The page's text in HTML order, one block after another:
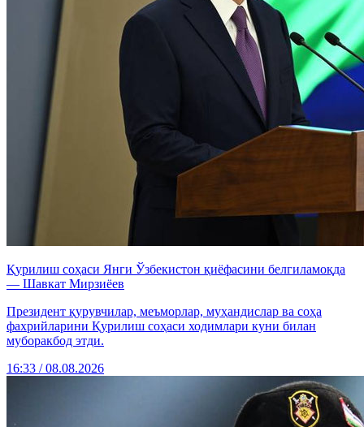
Қурилиш соҳаси Янги Ўзбекистон қиёфасини белгиламоқда
— Шавкат Мирзиёев
Президент қурувчилар, меъморлар, муҳандислар ва соҳа
фахрийларини Қурилиш соҳаси ходимлари куни билан
муборакбод этди.
16:33 / 08.08.2026